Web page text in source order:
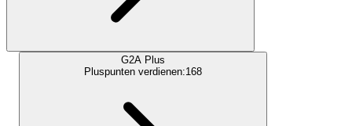
G2A Plus
Pluspunten verdienen:168